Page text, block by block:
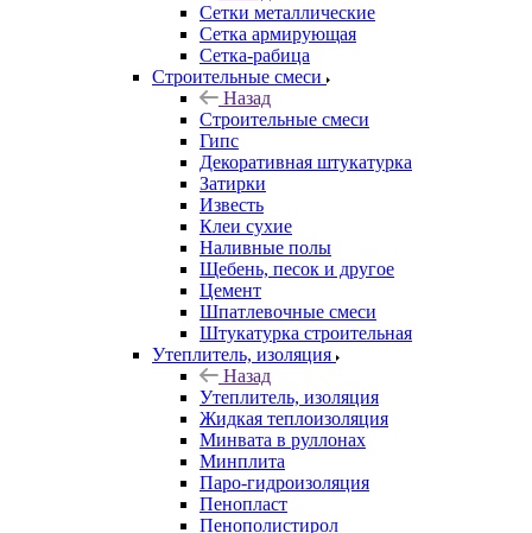
Сетки металлические
Сетка армирующая
Сетка-рабица
Строительные смеси
Назад
Строительные смеси
Гипс
Декоративная штукатурка
Затирки
Известь
Клеи сухие
Наливные полы
Щебень, песок и другое
Цемент
Шпатлевочные смеси
Штукатурка строительная
Утеплитель, изоляция
Назад
Утеплитель, изоляция
Жидкая теплоизоляция
Минвата в руллонах
Минплита
Паро-гидроизоляция
Пенопласт
Пенополистирол